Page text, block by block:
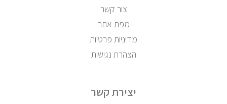
צור קשר
מפת אתר
מדיניות פרטיות
הצהרת נגישות
יצירת קשר